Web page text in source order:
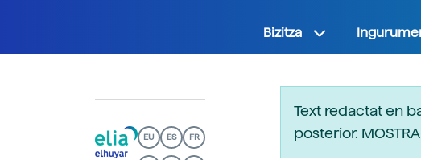
Bizitza
EU ES FR
Text redactat en
posterior. MOSTRA